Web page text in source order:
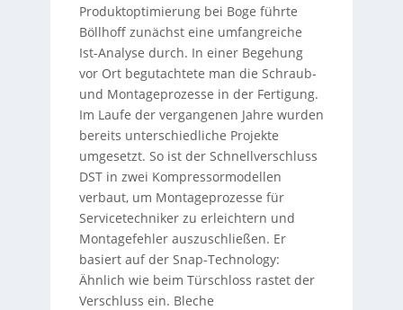
Produktoptimierung bei Boge führte
Böllhoff zunächst eine umfangreiche
Ist-Analyse durch. In einer Begehung
vor Ort begutachtete man die Schraub-
und Montageprozesse in der Fertigung.
Im Laufe der vergangenen Jahre wurden
bereits unterschiedliche Projekte
umgesetzt. So ist der Schnellverschluss
DST in zwei Kompressormodellen
verbaut, um Montageprozesse für
Servicetechniker zu erleichtern und
Montagefehler auszuschließen. Er
basiert auf der Snap-Technology:
Ähnlich wie beim Türschloss rastet der
Verschluss ein. Bleche